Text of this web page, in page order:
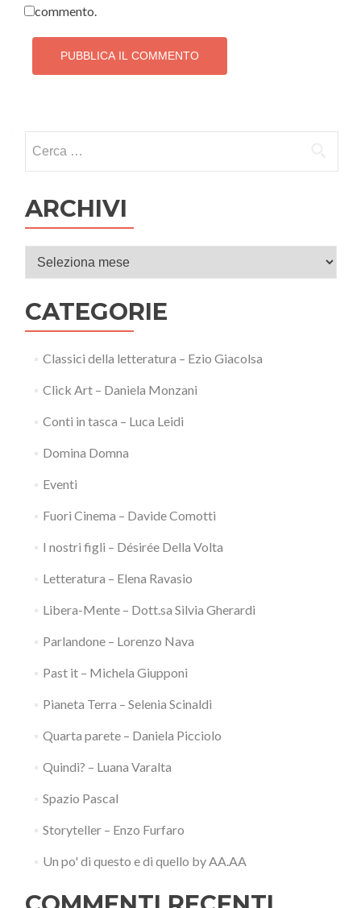
commento.
ARCHIVI
Archivi
CATEGORIE
Classici della letteratura – Ezio Giacolsa
Click Art – Daniela Monzani
Conti in tasca – Luca Leidi
Domina Domna
Eventi
Fuori Cinema – Davide Comotti
I nostri figli – Désirée Della Volta
Letteratura – Elena Ravasio
Libera-Mente – Dott.sa Silvia Gherardi
Parlandone – Lorenzo Nava
Past it – Michela Giupponi
Pianeta Terra – Selenia Scinaldi
Quarta parete – Daniela Picciolo
Quindi? – Luana Varalta
Spazio Pascal
Storyteller – Enzo Furfaro
Un po' di questo e di quello by AA.AA